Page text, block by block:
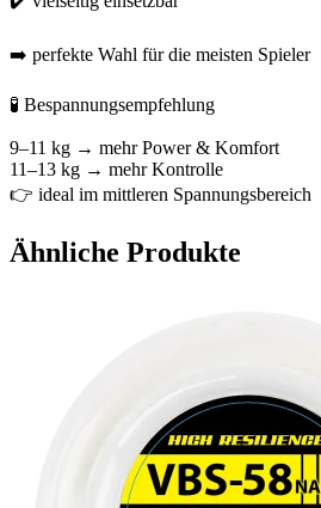
➡️ perfekte Wahl für die meisten Spieler
🧪 Bespannungsempfehlung
9–11 kg → mehr Power & Komfort
11–13 kg → mehr Kontrolle
👉 ideal im mittleren Spannungsbereich
Ähnliche Produkte